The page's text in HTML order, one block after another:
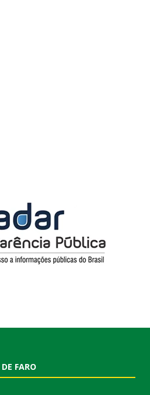
FARO